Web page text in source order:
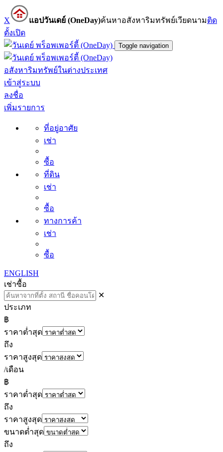
X แอปวันเดย์ (OneDay)ค้นหาอสังหาริมทรัพย์เวียดนามติด
ตั้งเปิด
Toggle navigation
อสังหาริมทรัพย์ในต่างประเทศ
เข้าสู่ระบบ
ลงชื่อ
เพิ่มรายการ
ที่อยู่อาศัย
เช่า
ซื้อ
ที่ดิน
เช่า
ซื้อ
ทางการค้า
เช่า
ซื้อ
ENGLISH
เช่าซื้อ
✕
ประเภท
฿
ราคาต่ำสุด
ถึง
ราคาสูงสุด
/เดือน
฿
ราคาต่ำสุด
ถึง
ราคาสูงสุด
ขนาดต่ำสุด
ถึง